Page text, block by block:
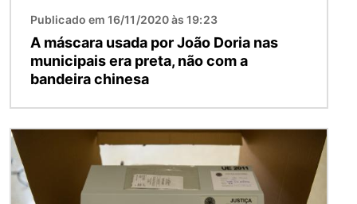
Publicado em 16/11/2020 às 19:23
A máscara usada por João Doria nas
municipais era preta, não com a
bandeira chinesa
Imagem